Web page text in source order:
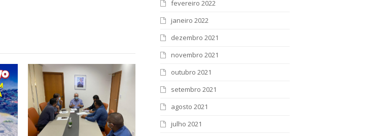
fevereiro 2022
janeiro 2022
dezembro 2021
novembro 2021
outubro 2021
setembro 2021
agosto 2021
julho 2021